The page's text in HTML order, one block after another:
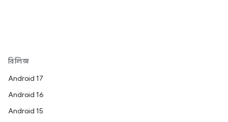
রিলিজ
Android 17
Android 16
Android 15